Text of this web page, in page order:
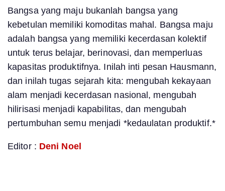
Bangsa yang maju bukanlah bangsa yang
kebetulan memiliki komoditas mahal. Bangsa maju
adalah bangsa yang memiliki kecerdasan kolektif
untuk terus belajar, berinovasi, dan memperluas
kapasitas produktifnya. Inilah inti pesan Hausmann,
dan inilah tugas sejarah kita: mengubah kekayaan
alam menjadi kecerdasan nasional, mengubah
hilirisasi menjadi kapabilitas, dan mengubah
pertumbuhan semu menjadi *kedaulatan produktif.*
Editor : Deni Noel